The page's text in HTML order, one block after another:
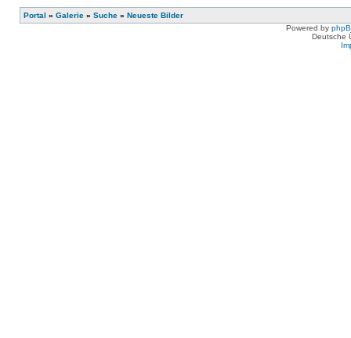
Portal » Galerie » Suche » Neueste Bilder
Powered by
Deutsche